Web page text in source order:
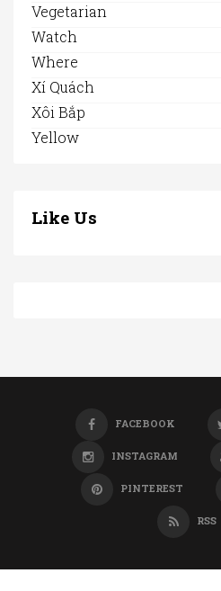
Vegetarian
Watch
Where
Xí Quách
Xôi Bắp
Yellow
Like Us
FACEBOOK
INSTAGRAM
PINTEREST
RSS